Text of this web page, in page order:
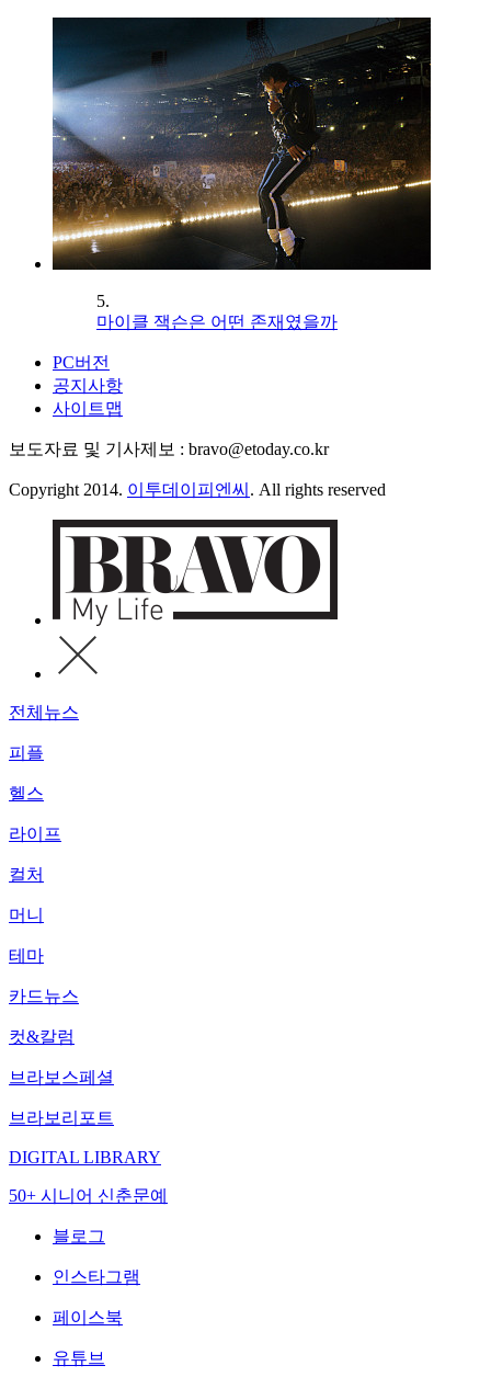
5.
마이클 잭슨은 어떤 존재였을까
PC버전
공지사항
사이트맵
보도자료 및 기사제보 : bravo@etoday.co.kr
Copyright 2014. 이투데이피엔씨 . All rights reserved
전체뉴스
피플
헬스
라이프
컬처
머니
테마
카드뉴스
컷&칼럼
브라보스페셜
브라보리포트
DIGITAL LIBRARY
50+ 시니어 신춘문예
블로그
인스타그램
페이스북
유튜브